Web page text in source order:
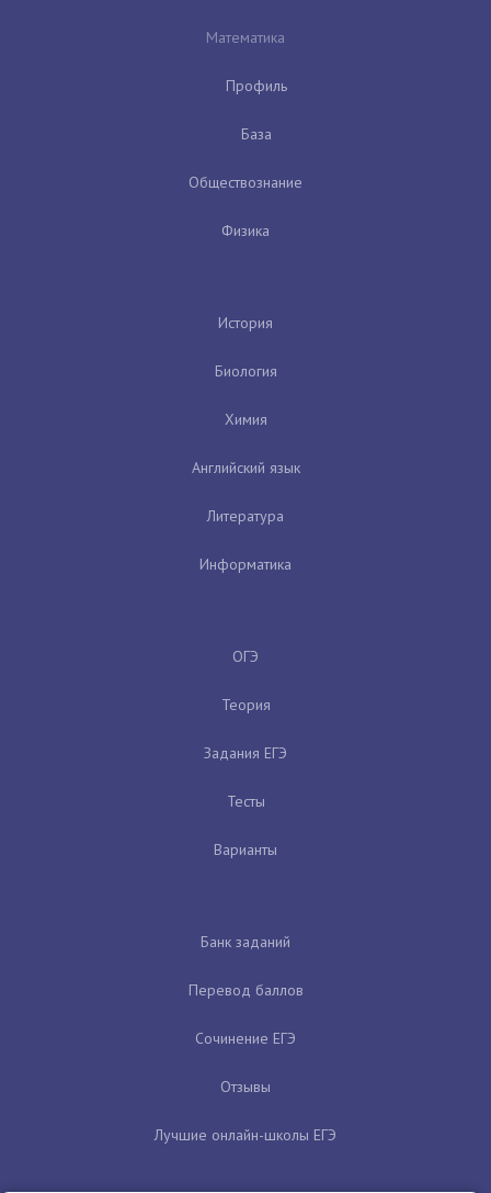
Математика
Профиль
База
Обществознание
Физика
История
Биология
Химия
Английский язык
Литература
Информатика
ОГЭ
Теория
Задания ЕГЭ
Тесты
Варианты
Банк заданий
Перевод баллов
Сочинение ЕГЭ
Отзывы
Лучшие онлайн-школы ЕГЭ